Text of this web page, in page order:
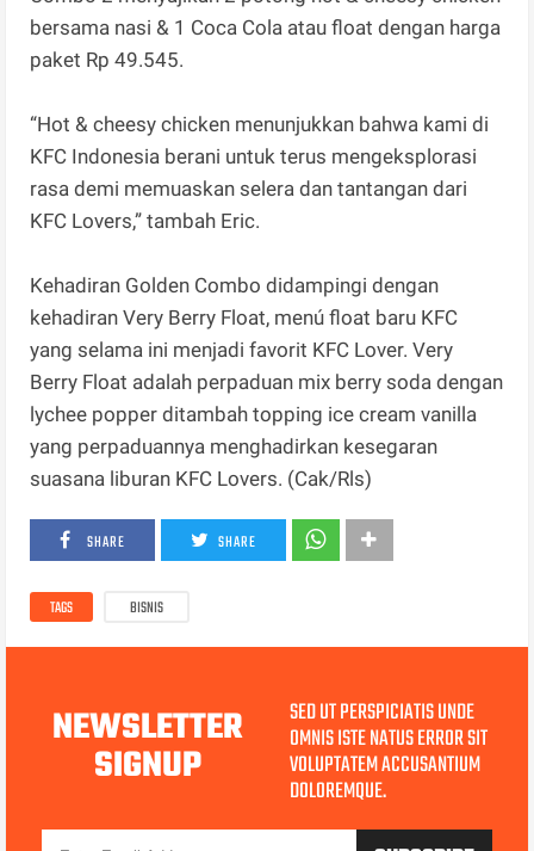
bersama nasi & 1 Coca Cola atau float dengan harga
paket Rp 49.545.
“Hot & cheesy chicken menunjukkan bahwa kami di
KFC Indonesia berani untuk terus mengeksplorasi
rasa demi memuaskan selera dan tantangan dari
KFC Lovers,” tambah Eric.
Kehadiran Golden Combo didampingi dengan
kehadiran Very Berry Float, menú float baru KFC
yang selama ini menjadi favorit KFC Lover. Very
Berry Float adalah perpaduan mix berry soda dengan
lychee popper ditambah topping ice cream vanilla
yang perpaduannya menghadirkan kesegaran
suasana liburan KFC Lovers. (Cak/Rls)
SHARE SHARE
TAGS BISNIS
NEWSLETTER
SIGNUP
SED UT PERSPICIATIS UNDE
OMNIS ISTE NATUS ERROR SIT
VOLUPTATEM ACCUSANTIUM
DOLOREMQUE.